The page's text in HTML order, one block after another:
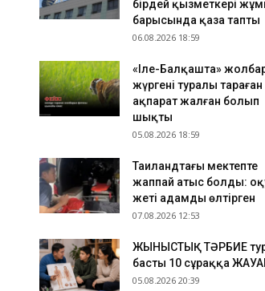
08.08.2026 13:28
Астанада екі ер адам жаңбырдан қалған
алынды
08.08.2026 12:55
Испания 8 тамыздан бастап Италиядан
жолаушыларды тексеруді күшейтеді
бірдей қызметкері
барысында қаза тапты
06.08.2026 18:59
«Іле-Балқашта»
жүргені туралы тараған
ақпарат жалған болып
шықты
05.08.2026 18:59
Таиландтағы мектепте
жаппай атыс болды:
жеті адамды өлтірген
07.08.2026 12:53
ЖЫНЫСТЫҚ ТӘРБИЕ
басты 10 сұраққа
05.08.2026 20:39